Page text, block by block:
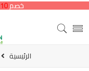
خصم10%
الرئيسية